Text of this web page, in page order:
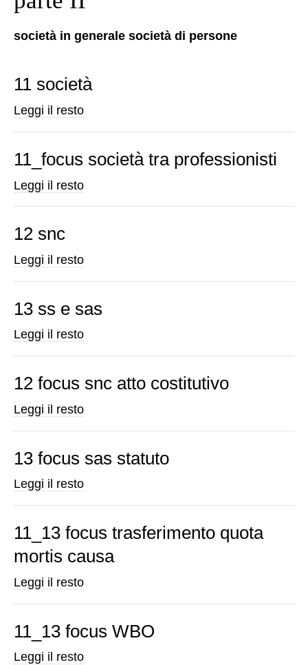
società in generale società di persone
11 società
11
Leggi il resto
11_focus società tra professionisti
11_focus
professionisti
-
Leggi il resto
12 snc
12
Leggi il resto
13 ss e sas
13
sas
-
Leggi il resto
12 focus snc atto costitutivo
12
atto
costitutivo
Leggi il resto
13 focus sas statuto
13
statuto
-
Leggi il resto
11_13 focus trasferimento quota
mortis causa
11_13
quota
mortis
Leggi il resto
11_13 focus WBO
11_13
Leggi il resto